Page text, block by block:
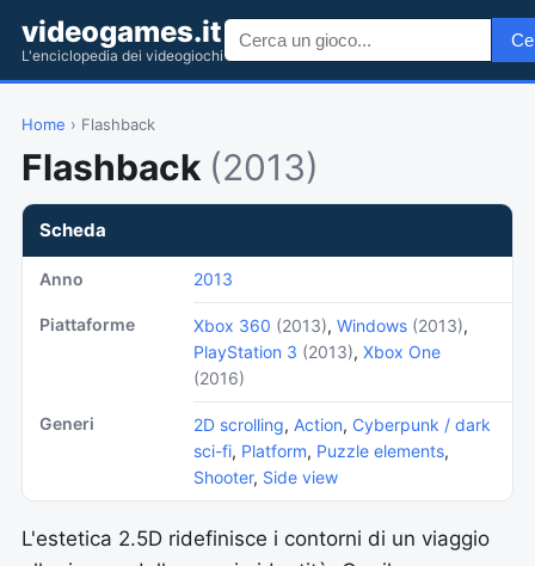
videogames.it
L'enciclopedia dei videogiochi
Home › Flashback
Flashback (2013)
Scheda
Anno 2013
Piattaforme Xbox 360 (2013), Windows (2013),
PlayStation 3 (2013), Xbox One
(2016)
Generi 2D scrolling, Action, Cyberpunk / dark
sci-fi, Platform, Puzzle elements,
Shooter, Side view
L'estetica 2.5D ridefinisce i contorni di un viaggio